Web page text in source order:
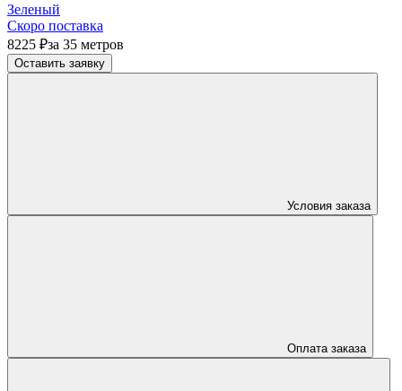
Зеленый
Скоро поставка
8225 ₽за 35 метров
Оставить заявку
Условия заказа
Оплата заказа